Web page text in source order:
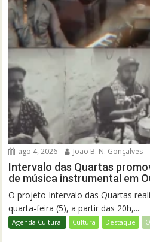
ago 4, 2026 João B. N. Gonçalves
Intervalo das Quartas
de música instrumental em
O projeto Intervalo das Quartas
quarta-feira (5), a partir das 20h,...
Agenda Cultural Cultura Destaque